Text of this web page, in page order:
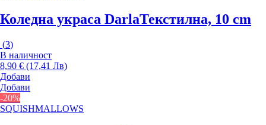
Коледна украса DarlaТекстилна, 10 cm
(3)
В наличност
8,90 € (17,41 Лв)
Добави
Добави
-20%
SQUISHMALLOWS